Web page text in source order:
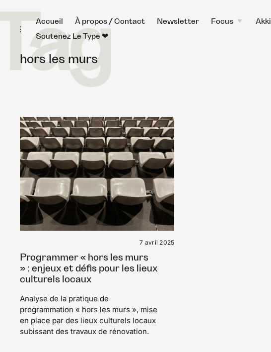
Skip
to
content
toggle
open/close
sidebar
Accueil À propos / Contact Newsletter Focus
toggle
Akki
Soutenez Le Type ❤︎
hors les murs
7 avril 2025
Programmer « hors les murs
» : enjeux et défis pour les lieux
culturels locaux
Analyse de la pratique de
programmation « hors les murs », mise
en place par des lieux culturels locaux
subissant des travaux de rénovation.